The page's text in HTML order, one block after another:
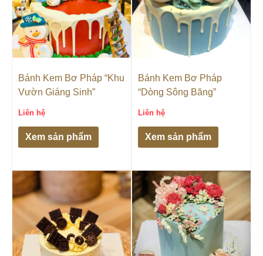
Bánh Kem Bơ Pháp “Khu
Vườn Giáng Sinh”
Liên hệ
Xem sản phẩm
Bánh Kem Bơ Pháp
“Dòng Sông Băng”
Liên hệ
Xem sản phẩm